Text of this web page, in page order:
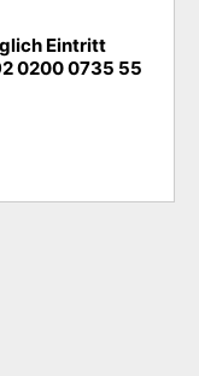
Eintritt
0200 0735 55